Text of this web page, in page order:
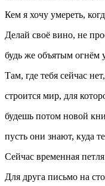
Кем я хочу умереть,
Делай своё вино, не
будь же объятым огнём
Там, где тебя сейчас
строится мир, для
будешь потом новой
пусть они знают, куда
Сейчас временная
Для друга письмо на